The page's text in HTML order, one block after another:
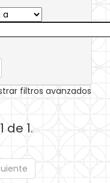
filtros avanzados
de 1.